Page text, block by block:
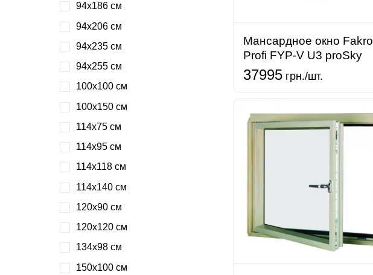
Мансардное окно Fakro
Profi FYP-V U3 proSky
37995 грн./шт.
94х186 см
94х206 см
94х235 см
94х255 см
100х100 см
100х150 см
114х75 см
114х95 см
114х118 см
114х140 см
120х90 см
120х120 см
134х98 см
150х100 см